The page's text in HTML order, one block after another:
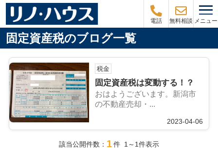
電話 無料相談 メニュー
固定資産税のブログ一覧
税金
固定資産税は変動する！？
おはようございます。新潟市
の不動産売却・...
2023-04-06
該当公開件数： 1件 1～1件表示